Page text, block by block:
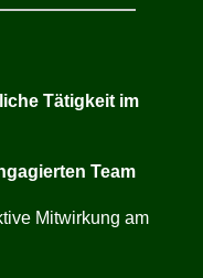
Tätigkeit im
Team
Mitwirkung am